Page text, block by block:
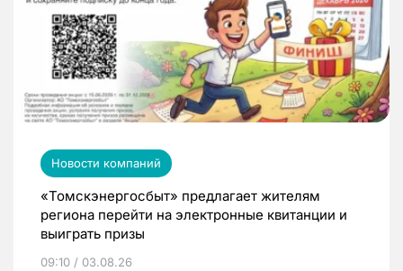
Новости компаний
«Томскэнергосбыт» предлагает жителям
региона перейти на электронные квитанции и
выиграть призы
09:10 / 03.08.26